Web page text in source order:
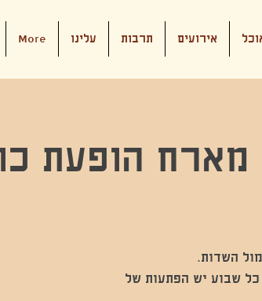
אירועים תרבות עלינו More
מארח הופעת
כל שבוע יש הפתעות של